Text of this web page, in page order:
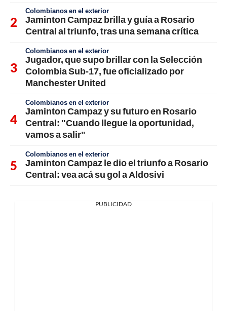
Colombianos en el exterior
Jaminton Campaz brilla y guía a Rosario
Central al triunfo, tras una semana crítica
Colombianos en el exterior
Jugador, que supo brillar con la Selección
Colombia Sub-17, fue oficializado por
Manchester United
Colombianos en el exterior
Jaminton Campaz y su futuro en Rosario
Central: "Cuando llegue la oportunidad,
vamos a salir"
Colombianos en el exterior
Jaminton Campaz le dio el triunfo a Rosario
Central: vea acá su gol a Aldosivi
PUBLICIDAD